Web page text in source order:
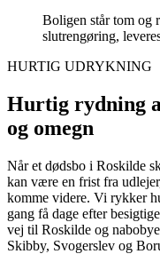
Boligen står tom og
slutrengøring,
HURTIG UDRYKNING
Hurtig rydning
og omegn
Når et dødsbo i Roskilde
kan være en frist fra
komme videre. Vi rykker
gang få dage efter
vej til Roskilde og
Skibby, Svogerslev og